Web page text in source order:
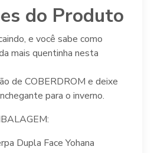
do Produto
e você sabe como
mais quentinha nesta
de COBERDROM e deixe
para o inverno.
Dupla Face Yohana